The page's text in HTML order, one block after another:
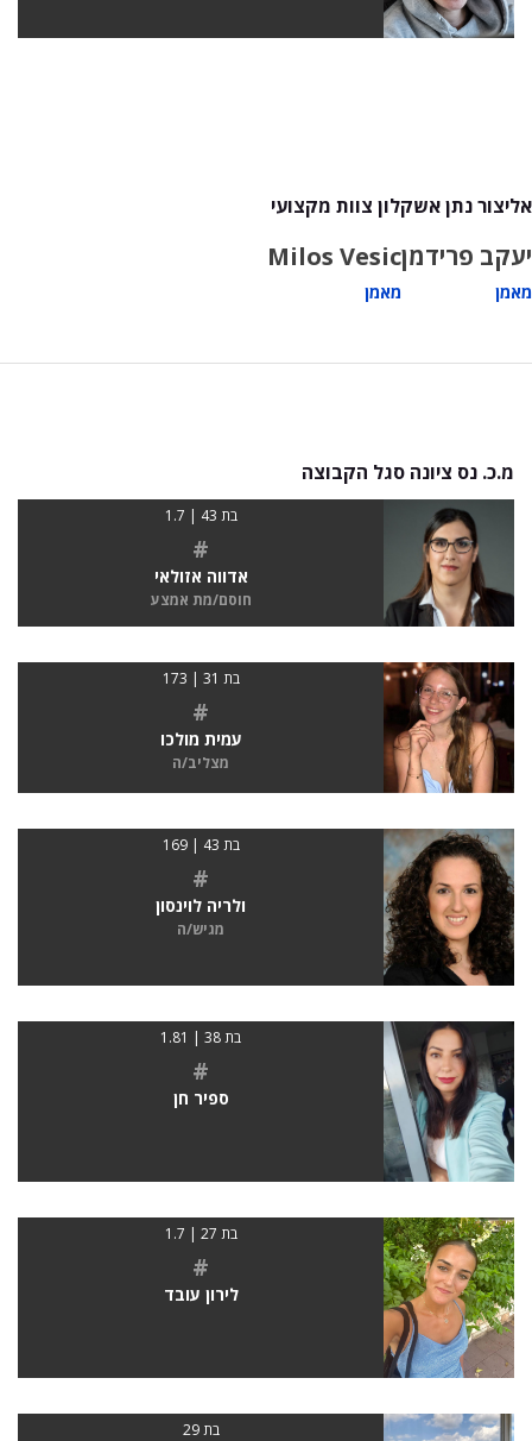
אליצור נתן אשקלון צוות מקצועי
יעקב פרידמן
מאמן
Milos Vesic
מאמן
מ.כ. נס ציונה סגל הקבוצה
בת 43 | 1.7
#
אדווה אזולאי
חוסם/מת אמצע
בת 31 | 173
#
עמית מולכו
מצליב/ה
בת 43 | 169
#
ולריה לוינסון
מגיש/ה
בת 38 | 1.81
#
ספיר חן
בת 27 | 1.7
#
לירון עובד
בת 29